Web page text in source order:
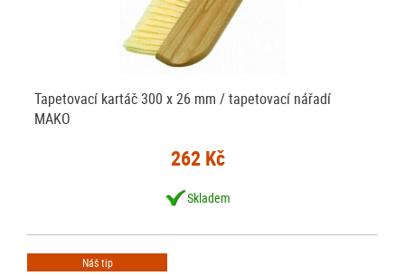
Tapetovací kartáč 300 x 26 mm / tapetovací nářadí
MAKO
262 Kč
Skladem
Náš tip